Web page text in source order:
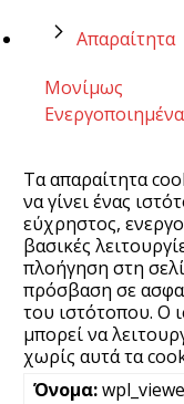
Απαραίτητα
Μονίμως
Ενεργοποιημένα
Τα απαραίτητα
να γίνει ένας
εύχρηστος,
βασικές
πλοήγηση στη
πρόσβαση σε
του ιστότοπου. Ο
μπορεί να
χωρίς αυτά τα